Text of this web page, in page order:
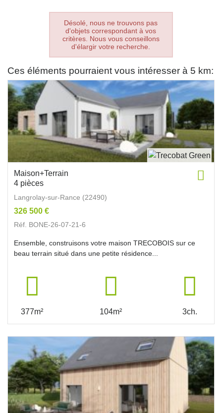
Désolé, nous ne trouvons pas
d'objets correspondant à vos
critères. Nous vous conseillons
d'élargir votre recherche.
Ces éléments pourraient vous intéresser à 5 km:
Maison+Terrain
4 pièces
Langrolay-sur-Rance (22490)
326 500 €
Réf. BONE-26-07-21-6
Ensemble, construisons votre maison TRECOBOIS sur ce
beau terrain situé dans une petite résidence...
377m² 104m² 3ch.